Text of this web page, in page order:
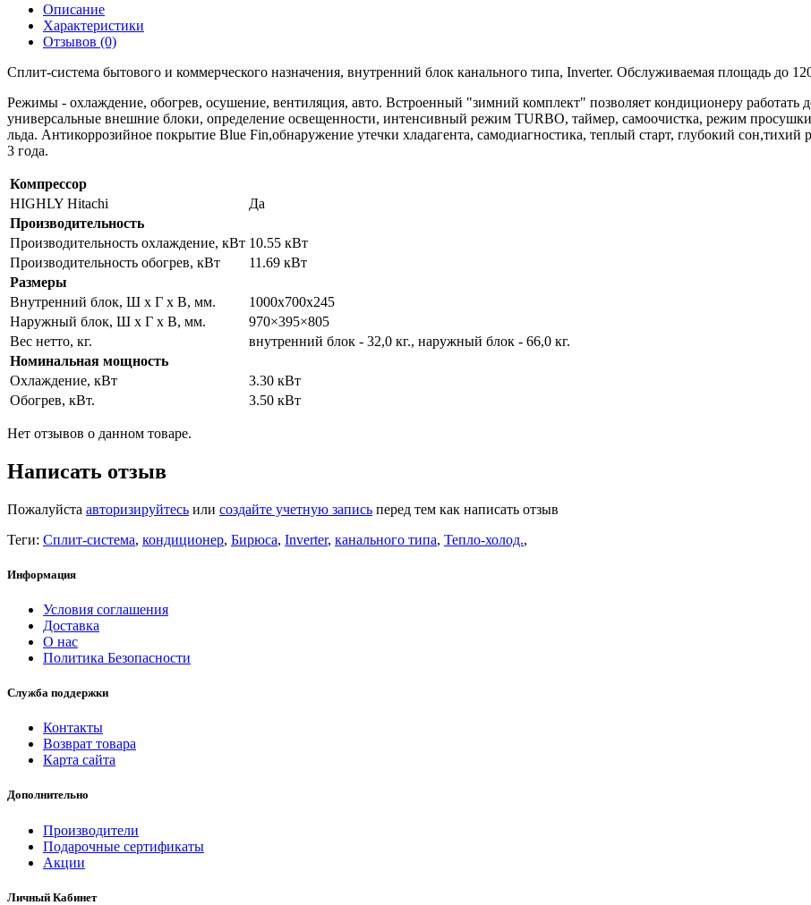
Описание
Характеристики
Отзывов (0)
Сплит-система бытового и коммерческого назначения, внутренний блок канального типа, Inverter. Обслуживаемая площадь до
Режимы - охлаждение, обогрев, осушение, вентиляция, авто. Встроенный "зимний комплект" позволяет кондиционеру
универсальные внешние блоки, определение освещенности, интенсивный режим TURBO, таймер, самоочистка, режим
льда. Антикоррозийное покрытие Blue Fin,обнаружение утечки хладагента, самодиагностика, теплый старт, глубокий
3 года.
Компрессор
HIGHLY Hitachi
Да
Производительность
Производительность охлаждение, кВт 10.55 кВт
Производительность обогрев, кВт
11.69 кВт
Размеры
Внутренний блок, Ш х Г х В, мм.
1000х700х245
Наружный блок, Ш х Г х В, мм.
970×395×805
Вес нетто, кг.
внутренний блок - 32,0 кг., наружный блок - 66,0 кг.
Номинальная мощность
Охлаждение, кВт
3.30 кВт
Обогрев, кВт.
3.50 кВт
Нет отзывов о данном товаре.
Написать отзыв
Пожалуйста авторизируйтесь или создайте учетную запись перед тем как написать отзыв
Теги: Сплит-система, кондиционер, Бирюса, Inverter, канального типа, Тепло-холод.,
Информация
Условия соглашения
Доставка
О нас
Политика Безопасности
Служба поддержки
Контакты
Возврат товара
Карта сайта
Дополнительно
Производители
Подарочные сертификаты
Акции
Личный Кабинет